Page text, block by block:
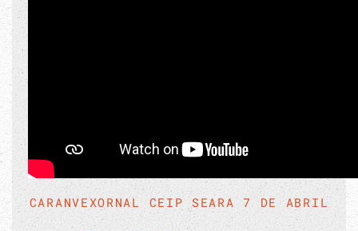
CARANVEXORNAL CEIP SEARA 7 DE ABRIL